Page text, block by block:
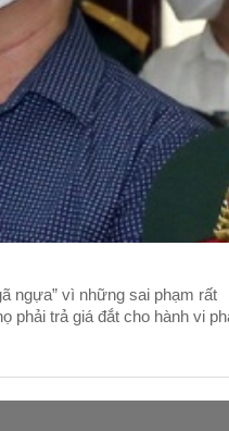
ngựa” vì những sai phạm rất
phải trả giá đắt cho hành vi